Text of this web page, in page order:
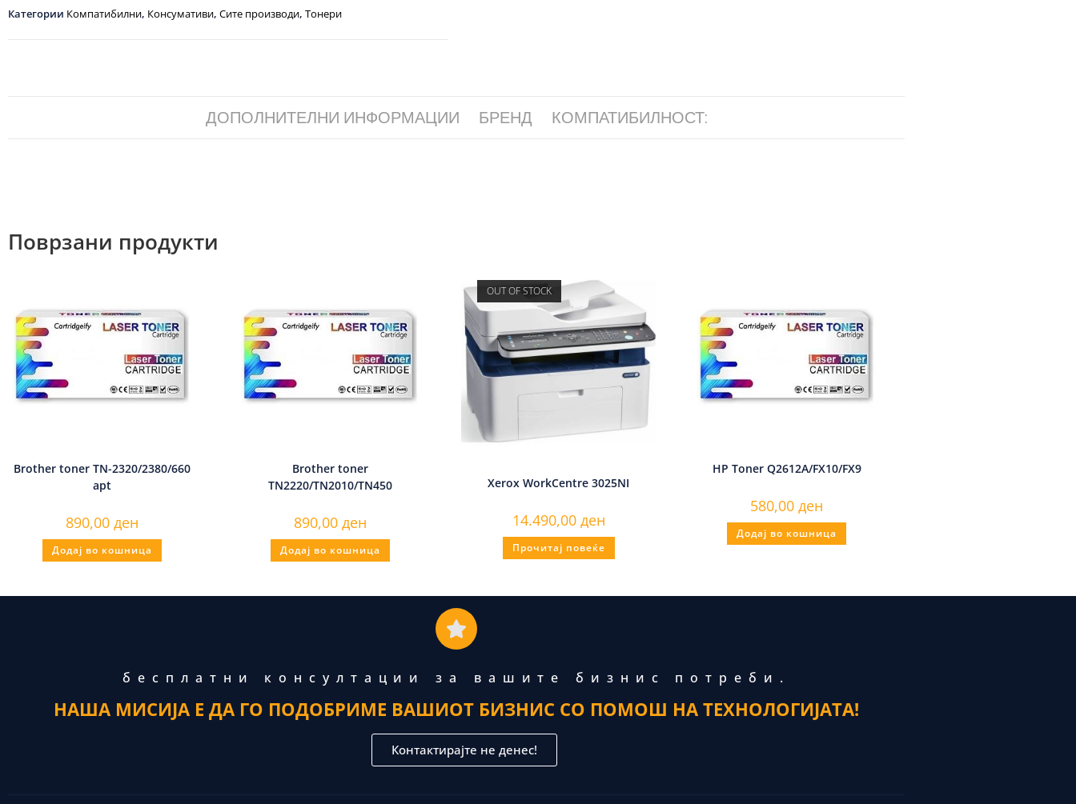
Категории Компатибилни, Консумативи, Сите производи, Тонери
ДОПОЛНИТЕЛНИ ИНФОРМАЦИИ БРЕНД КОМПАТИБИЛНОСТ:
Поврзани продукти
Brother toner TN-2320/2380/660
apt
890,00 ден
Додај во кошница
Brother toner
TN2220/TN2010/TN450
890,00 ден
Додај во кошница
OUT OF STOCK
Xerox WorkCentre 3025NI
14.490,00 ден
Прочитај повеќе
HP Toner Q2612A/FX10/FX9
580,00 ден
Додај во кошница
бесплатни консултации за вашите бизнис потреби.
НАША МИСИЈА Е ДА ГО ПОДОБРИМЕ ВАШИОТ БИЗНИС СО ПОМОШ НА ТЕХНОЛОГИЈАТА!
Контактирајте не денес!